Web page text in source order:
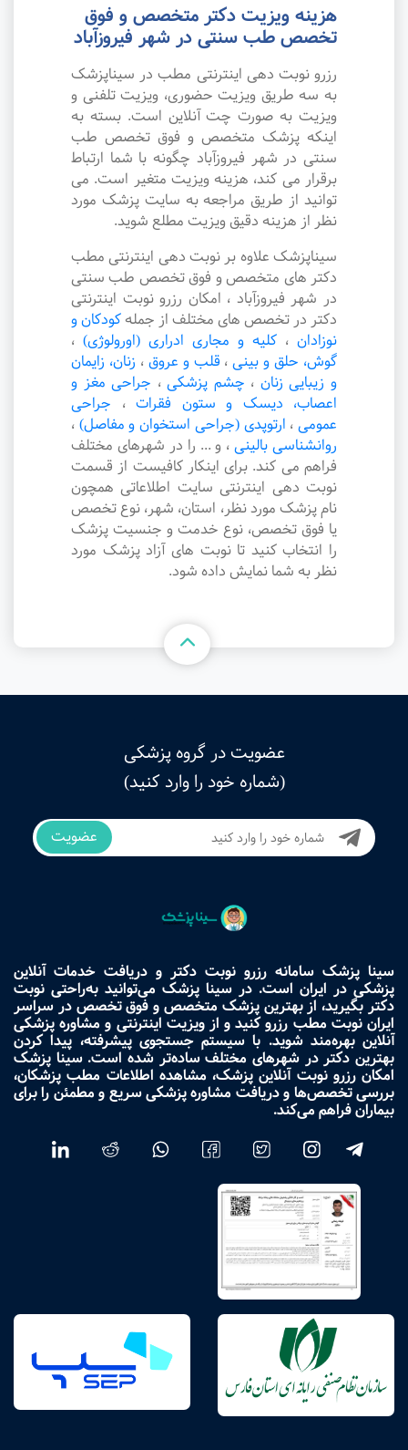
هزینه ویزیت دکتر متخصص و فوق
تخصص طب سنتی در شهر فیروزآباد
رزرو نوبت دهی اینترنتی مطب در سیناپزشک
به سه طریق ویزیت حضوری، ویزیت تلفنی و
ویزیت به صورت چت آنلاین است. بسته به
اینکه پزشک متخصص و فوق تخصص طب
سنتی در شهر فیروزآباد چگونه با شما ارتباط
برقرار می کند، هزینه ویزیت متغیر است. می
توانید از طریق مراجعه به سایت پزشک مورد
نظر از هزینه دقیق ویزیت مطلع شوید.
سیناپزشک علاوه بر نوبت دهی اینترنتی مطب
دکتر های متخصص و فوق تخصص طب سنتی
در شهر فیروزآباد ، امکان رزرو نوبت اینترنتی
دکتر در تخصص های مختلف از جملهکودکان و
نوزادان ، کلیه و مجاری ادراری (اورولوژی) ،
گوش، حلق و بینی ، قلب و عروق ، زنان، زایمان
و زیبایی زنان ، چشم پزشکی ، جراحی مغز و
اعصاب، دیسک و ستون فقرات ، جراحی
عمومی ، ارتوپدی (جراحی استخوان و مفاصل) ،
روانشناسی بالینی ، و ... را در شهرهای مختلف
فراهم می کند. برای اینکار کافیست از قسمت
نوبت دهی اینترنتی سایت اطلاعاتی همچون
نام پزشک مورد نظر، استان، شهر، نوع تخصص
یا فوق تخصص، نوع خدمت و جنسیت پزشک
را انتخاب کنید تا نوبت های آزاد پزشک مورد
نظر به شما نمایش داده شود.
عضویت در گروه پزشکی
(شماره خود را وارد کنید)
عضویت
سینا پزشک سامانه رزرو نوبت دکتر و دریافت خدمات آنلاین
پزشکی در ایران است. در سینا پزشک می‌توانید به‌راحتی نوبت
دکتر بگیرید، از بهترین پزشک متخصص و فوق تخصص در سراسر
ایران نوبت مطب رزرو کنید و از ویزیت اینترنتی و مشاوره پزشکی
آنلاین بهره‌مند شوید. با سیستم جستجوی پیشرفته، پیدا کردن
بهترین دکتر در شهرهای مختلف ساده‌تر شده است. سینا پزشک
امکان رزرو نوبت آنلاین پزشک، مشاهده اطلاعات مطب پزشکان،
بررسی تخصص‌ها و دریافت مشاوره پزشکی سریع و مطمئن را برای
بیماران فراهم می‌کند.